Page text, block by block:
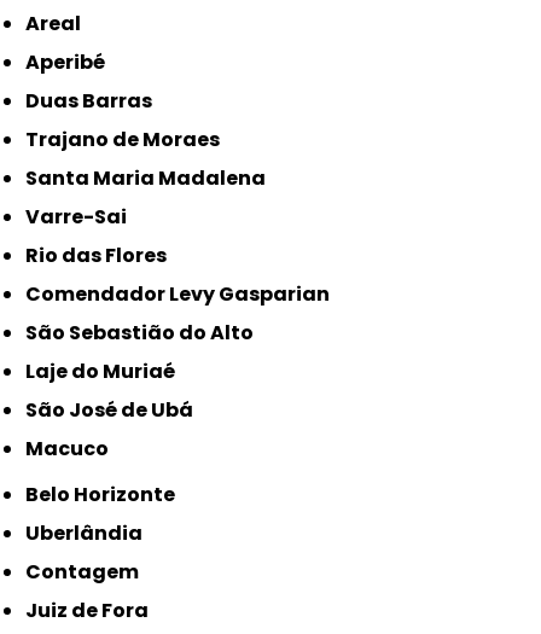
Areal
Aperibé
Duas Barras
Trajano de Moraes
Santa Maria Madalena
Varre-Sai
Rio das Flores
Comendador Levy Gasparian
São Sebastião do Alto
Laje do Muriaé
São José de Ubá
Macuco
Belo Horizonte
Uberlândia
Contagem
Juiz de Fora